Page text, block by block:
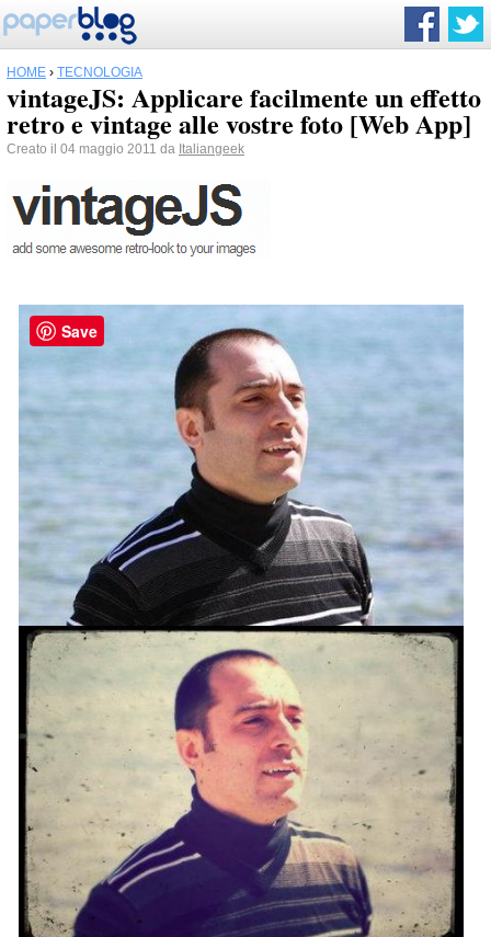
HOME › TECNOLOGIA
vintageJS: Applicare facilmente un effetto
retro e vintage alle vostre foto [Web App]
Creato il 04 maggio 2011 da Italiangeek
Save